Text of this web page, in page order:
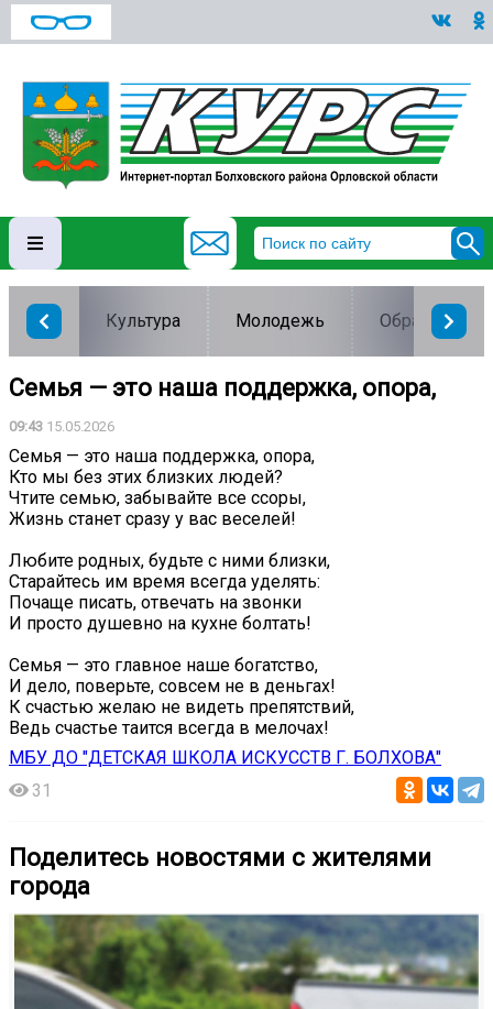
Культура Молодежь Образование
Семья — это наша поддержка, опора,
09:43 15.05.2026
Семья — это наша поддержка, опора,
Кто мы без этих близких людей?
Чтите семью, забывайте все ссоры,
Жизнь станет сразу у вас веселей!
Любите родных, будьте с ними близки,
Старайтесь им время всегда уделять:
Почаще писать, отвечать на звонки
И просто душевно на кухне болтать!
Семья — это главное наше богатство,
И дело, поверьте, совсем не в деньгах!
К счастью желаю не видеть препятствий,
Ведь счастье таится всегда в мелочах!
МБУ ДО "ДЕТСКАЯ ШКОЛА ИСКУССТВ Г. БОЛХОВА"
31
Поделитесь новостями с жителями
города